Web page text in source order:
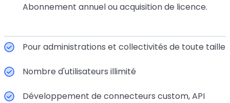
Abonnement annuel ou acquisition de licence.
Pour administrations et collectivités de toute taille
Nombre d'utilisateurs illimité
Développement de connecteurs custom, API